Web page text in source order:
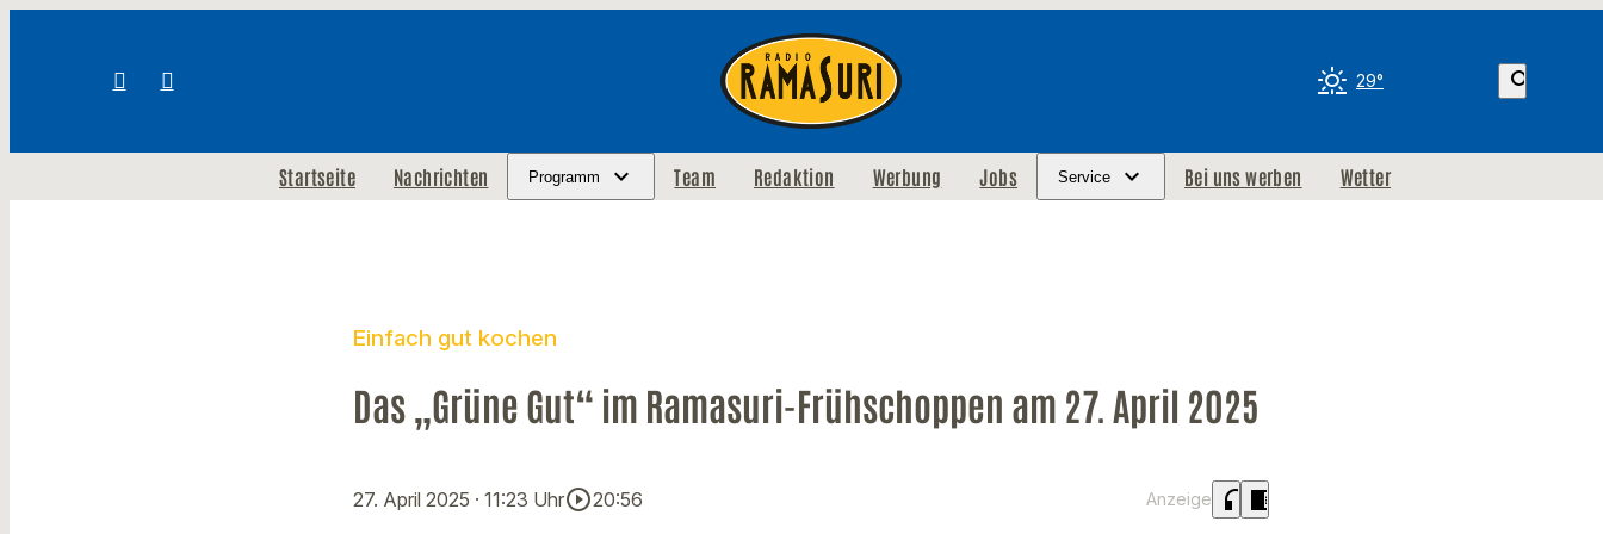
29° search
Startseite Nachrichten Programm Team Redaktion Werbung Jobs Service Bei uns werben Wetter
Einfach gut kochen
Das „Grüne Gut“ im Ramasuri-Frühschoppen am 27. April 2025
27. April 2025 · 11:23 Uhrplay_circle_outline20:56 Anzeige headphones chrome_reader_mode